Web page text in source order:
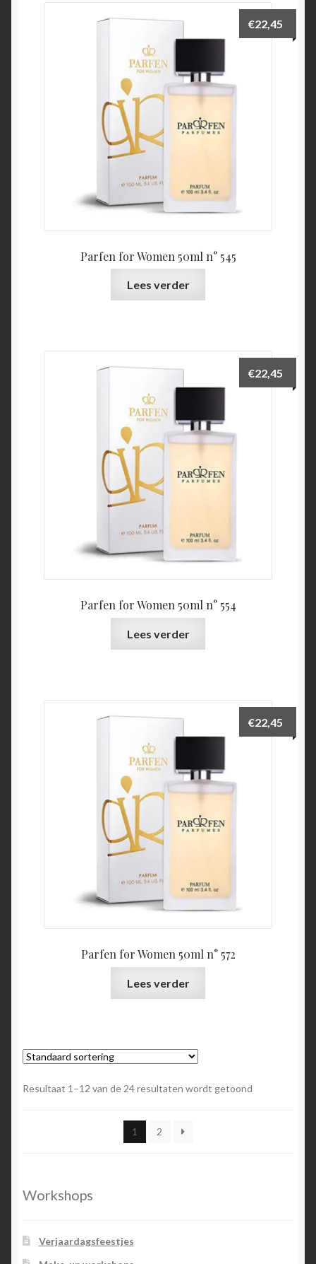
Parfen for Women 50ml n° 545
€22,45
Lees verder
Parfen for Women 50ml n° 554
€22,45
Lees verder
Parfen for Women 50ml n° 572
€22,45
Lees verder
Resultaat 1–12 van de 24 resultaten wordt getoond
1 2
Workshops
Verjaardagsfeestjes